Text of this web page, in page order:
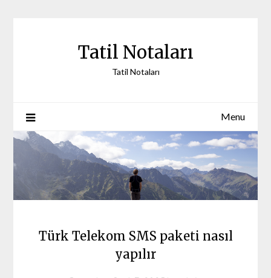
Tatil Notaları
Tatil Notaları
Menu
Türk Telekom SMS paketi nasıl
yapılır